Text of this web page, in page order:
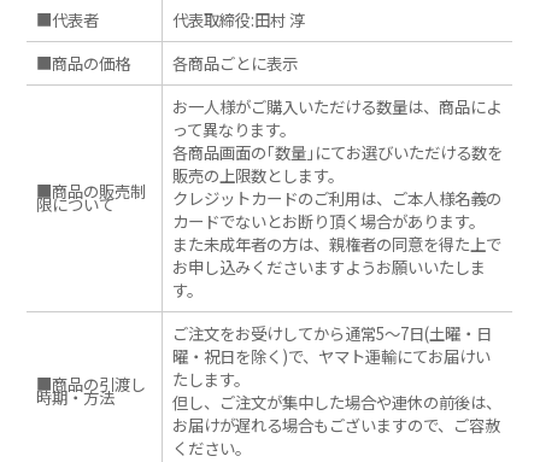
■代表者
代表取締役:田村 淳
■商品の価格
各商品ごとに表示
■商品の販売制
限について
お一人様がご購入いただける数量は、商品によ
って異なります。
各商品画面の｢数量｣にてお選びいただける数を
販売の上限数とします。
クレジットカードのご利用は、ご本人様名義の
カードでないとお断り頂く場合があります。
また未成年者の方は、親権者の同意を得た上で
お申し込みくださいますようお願いいたしま
す。
■商品の引渡し
時期・方法
ご注文をお受けしてから通常5～7日(土曜・日
曜・祝日を除く)で、ヤマト運輸にてお届けい
たします。
但し、ご注文が集中した場合や連休の前後は、
お届けが遅れる場合もございますので、ご容赦
ください。